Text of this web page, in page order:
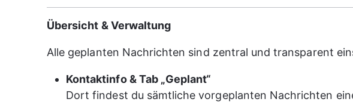
Übersicht & Verwaltung
Alle geplanten Nachrichten sind zentral und transparent
Kontaktinfo & Tab „Geplant“
Dort findest du sämtliche vorgeplanten Nachrichten